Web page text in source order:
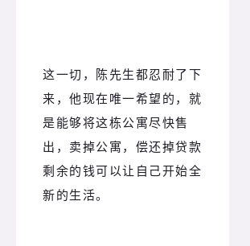
这一切，陈先生都忍耐了下
来，他现在唯一希望的，就
是能够将这栋公寓尽快售
出，卖掉公寓，偿还掉贷款
剩余的钱可以让自己开始全
新的生活。